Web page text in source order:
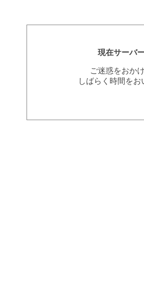
現在サーバ
ご迷惑をおか
しばらく時間を